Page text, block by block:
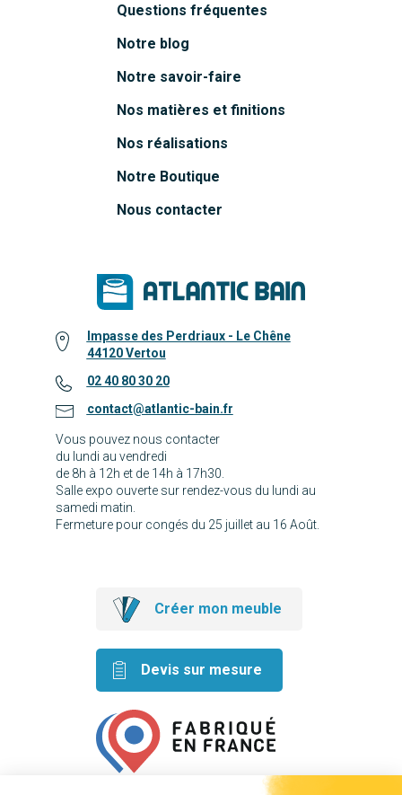
Questions fréquentes
Notre blog
Notre savoir-faire
Nos matières et finitions
Nos réalisations
Notre Boutique
Nous contacter
Impasse des Perdriaux - Le Chêne
44120 Vertou
02 40 80 30 20
contact@atlantic-bain.fr
Vous pouvez nous contacter
du lundi au vendredi
de 8h à 12h et de 14h à 17h30.
Salle expo ouverte sur rendez-vous du lundi au
samedi matin.
Fermeture pour congés du 25 juillet au 16 Août.
Créer mon meuble
Devis sur mesure